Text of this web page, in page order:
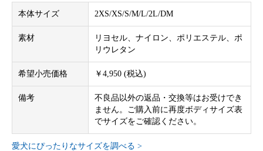
本体サイズ 2XS/XS/S/M/L/2L/DM
素材
リヨセル、ナイロン、ポリエステル、ポ
リウレタン
希望小売価格 ￥4,950 (税込)
備考
不良品以外の返品・交換等はお受けでき
ません。ご購入前に再度ボディサイズ表
でサイズをご確認ください。
愛犬にぴったりなサイズを調べる >